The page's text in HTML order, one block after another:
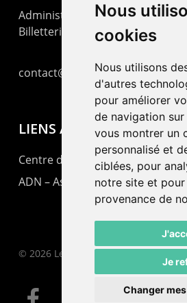
Nous
cookies
Nous utilisons
d'autres
pour améliorer
de navigation
vous montrer un
personnalisé et
ciblées, pour
notre site et
provenance de
Je
Changer
Administration : +41 32 725 03 03
Billetterie : +41 32 725 05 05
contact@lepommier.ch
LIENS AMIS
Centre de culture ABC
ADN – Association Danse
© 2026 Le Pommier.
facebook email